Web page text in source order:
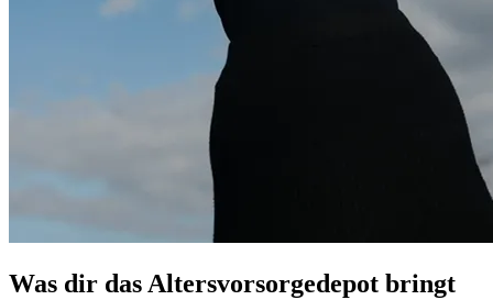
Was dir das Altersvorsorgedepot bringt